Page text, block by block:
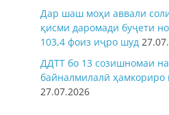
Дар шаш моҳи аввали
қисми даромади буҷети
103,4 фоиз иҷро шуд
ДДТТ бо 13 созишномаи
байналмилалӣ ҳамкориро
27.07.2026